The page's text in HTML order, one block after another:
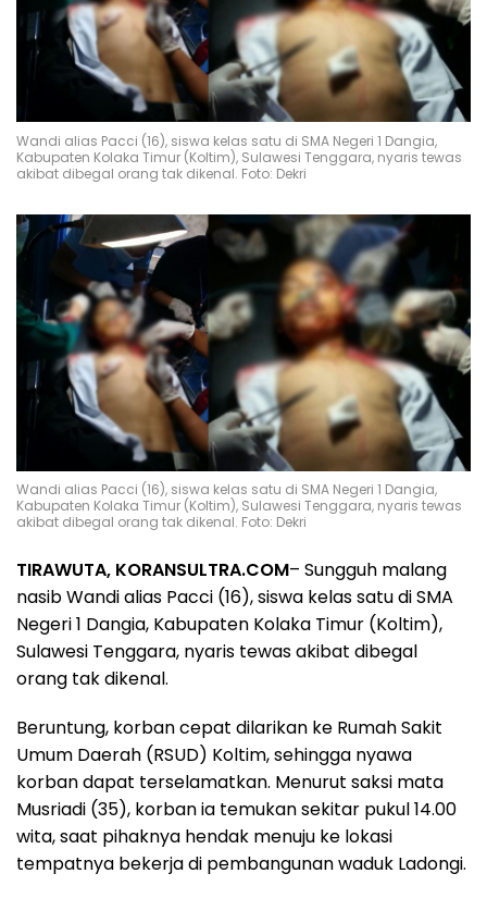
Wandi alias Pacci (16), siswa kelas satu di SMA Negeri 1 Dangia,
Kabupaten Kolaka Timur (Koltim), Sulawesi Tenggara, nyaris tewas
akibat dibegal orang tak dikenal. Foto: Dekri
Wandi alias Pacci (16), siswa kelas satu di SMA Negeri 1 Dangia,
Kabupaten Kolaka Timur (Koltim), Sulawesi Tenggara, nyaris tewas
akibat dibegal orang tak dikenal. Foto: Dekri
TIRAWUTA, KORANSULTRA.COM– Sungguh malang
nasib Wandi alias Pacci (16), siswa kelas satu di SMA
Negeri 1 Dangia, Kabupaten Kolaka Timur (Koltim),
Sulawesi Tenggara, nyaris tewas akibat dibegal
orang tak dikenal.
Beruntung, korban cepat dilarikan ke Rumah Sakit
Umum Daerah (RSUD) Koltim, sehingga nyawa
korban dapat terselamatkan. Menurut saksi mata
Musriadi (35), korban ia temukan sekitar pukul 14.00
wita, saat pihaknya hendak menuju ke lokasi
tempatnya bekerja di pembangunan waduk Ladongi.